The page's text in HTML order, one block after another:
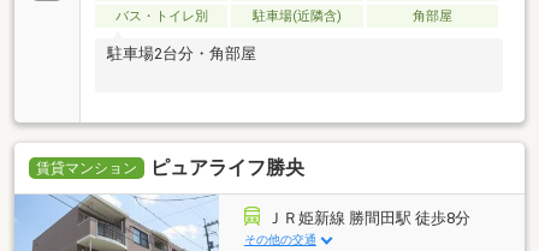
バス・トイレ別 駐車場(近隣含) 角部屋
駐車場2台分・角部屋
賃貸マンション ピュアライフ勝央
ＪＲ姫新線 勝間田駅 徒歩8分
その他の交通